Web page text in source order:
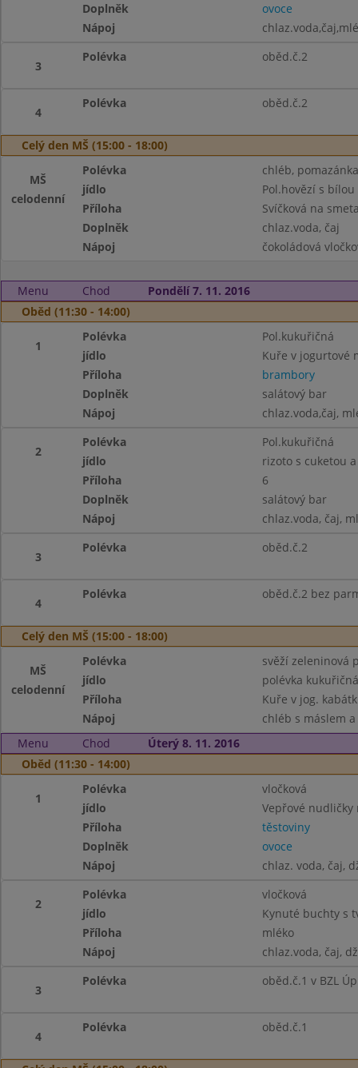
Doplněk
ovoce
Nápoj
3
Polévka oběd.č.2
4
Polévka oběd.č.2
Celý den MŠ (15:00 - 18:00)
MŠ
celodenní
Polévka
chléb,
jídlo
Pol.hovězí s
Příloha
Svíčková na
Doplněk
chlaz.voda, čaj
Nápoj
čokoládová
Menu Chod
Pondělí 7. 11. 2016
Oběd (11:30 - 14:00)
1
Polévka
Pol.kukuřičná
jídlo
Kuře v jogurtové
Příloha
brambory
Doplněk
salátový bar
Nápoj
chlaz.voda,čaj,
2
Polévka
Pol.kukuřičná
jídlo
rizoto s cuketou
Příloha
6
Doplněk
salátový bar
Nápoj
chlaz.voda, čaj,
3
Polévka oběd.č.2
4
Polévka oběd.č.2 bez
Celý den MŠ (15:00 - 18:00)
MŠ
celodenní
Polévka
svěží zeleninová
jídlo
polévka kukuřičná
Příloha
Kuře v jog.
Nápoj
chléb s máslem
Menu
Chod
Úterý 8. 11. 2016
Oběd (11:30 - 14:00)
1
Polévka
vločková
jídlo
Vepřové nudličky
Příloha
těstoviny
Doplněk
ovoce
Nápoj
chlaz. voda, čaj,
2
Polévka
vločková
jídlo
Kynuté buchty s
Příloha
mléko
Nápoj
chlaz.voda, čaj,
3
Polévka oběd.č.1 v BZL
4
Polévka oběd.č.1